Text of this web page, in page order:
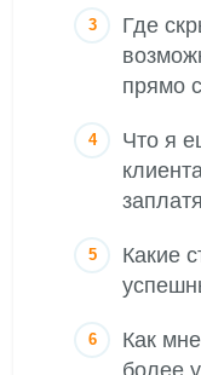
Где
прямо
Что я
Какие
Как
более